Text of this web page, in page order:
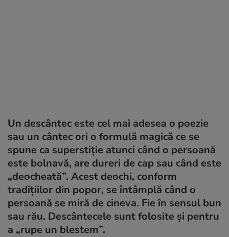
Un descântec este cel mai adesea o poezie
sau un cântec ori o formulă magică ce se
spune ca superstiție atunci când o persoană
este bolnavă, are dureri de cap sau când este
„deocheată”. Acest deochi, conform
tradițiilor din popor, se întâmplă când o
persoană se miră de cineva. Fie în sensul bun
sau rău. Descântecele sunt folosite și pentru
a „rupe un blestem”.